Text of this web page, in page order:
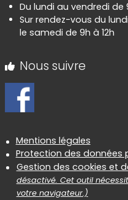
Du lundi au vendredi de
Sur rendez-vous du
le samedi de 9h à 12h
Nous suivre
Informations
Mentions légales
Protection des données
Gestion des cookies et
désactivé. Cet outil
votre navigateur.)